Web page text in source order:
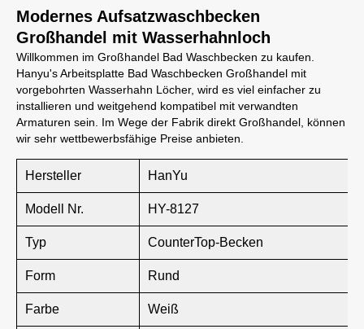
Modernes Aufsatzwaschbecken
Großhandel mit Wasserhahnloch
Willkommen im Großhandel Bad Waschbecken zu kaufen.
Hanyu's Arbeitsplatte Bad Waschbecken Großhandel mit
vorgebohrten Wasserhahn Löcher, wird es viel einfacher zu
installieren und weitgehend kompatibel mit verwandten
Armaturen sein. Im Wege der Fabrik direkt Großhandel, können
wir sehr wettbewerbsfähige Preise anbieten.
Hersteller HanYu
Modell Nr. HY-8127
Typ CounterTop-Becken
Form Rund
Farbe Weiß